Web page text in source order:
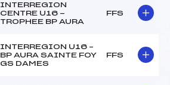
INTERREGION
CENTRE U16 -
TROPHEE BP AURA
FFS
INTERREGION U16 –
BP AURA SAINTE FOY
GS DAMES
FFS